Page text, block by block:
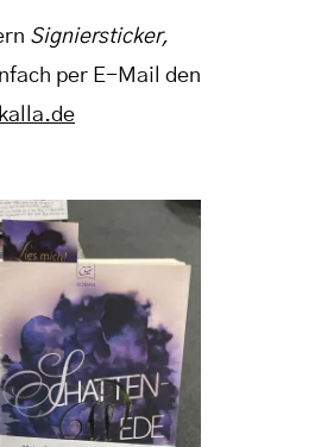
Signiersticker,
per E-Mail den